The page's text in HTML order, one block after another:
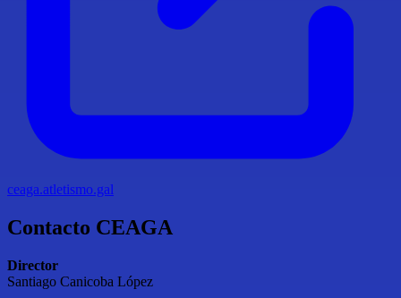
ceaga.atletismo.gal
Contacto CEAGA
Director
Santiago Canicoba López